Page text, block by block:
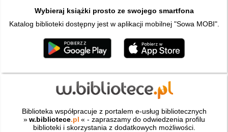
Wybieraj książki prosto ze swojego smartfona
Katalog biblioteki dostępny jest w aplikacji mobilnej "Sowa MOBI".
Biblioteka współpracuje z portalem e-usług bibliotecznych
» w.bibliotece.pl « - zapraszamy do odwiedzenia profilu
biblioteki i skorzystania z dodatkowych możliwości.